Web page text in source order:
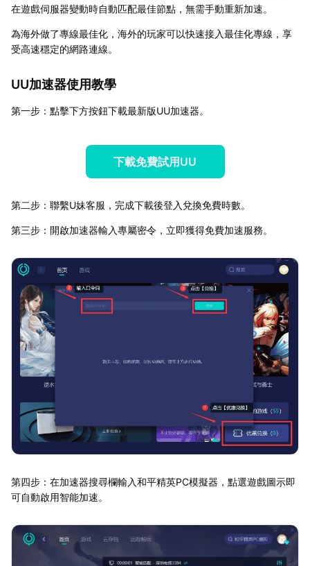
在遊戲伺服器變動時自動匹配最佳節點，無需手動重新加速。
為海外做了專線最佳化，海外的玩家可以快速接入最佳化專線，享
受高速穩定的網路連線。
UU加速器使用教學
第一步：點擊下方按鈕下載最新版UU加速器。
下載免費試用UU
第二步：聯繫U妹客服，完成下載後登入兌換免費時數。
第三步：開啟加速器輸入專屬密令，立即獲得免費加速服務。
第四步：在加速器搜尋欄輸入和平精英PC模擬器，點選遊戲圖示即
可自動啟用智能加速。